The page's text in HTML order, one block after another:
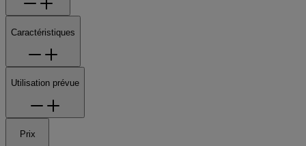
Caractéristiques
Utilisation prévue
Prix